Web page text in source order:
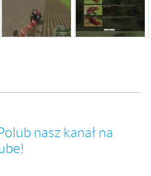
nasz kanał na